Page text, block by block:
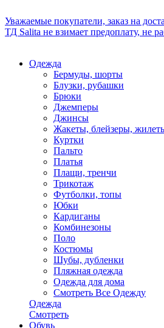
Уважаемые покупатели, заказ на
ТД Salita не взимает предоплату, не
Одежда
Бермуды, шорты
Блузки, рубашки
Брюки
Джемперы
Джинсы
Жакеты, блейзеры,
Куртки
Пальто
Платья
Плащи, тренчи
Трикотаж
Футболки, топы
Юбки
Кардиганы
Комбинезоны
Поло
Костюмы
Шубы, дубленки
Пляжная одежда
Одежда для дома
Смотреть Все Одежду
Одежда
Смотреть
Обувь